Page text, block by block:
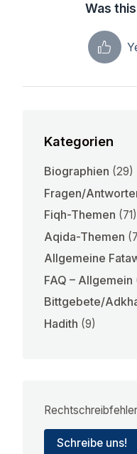
Was
Kategorien
Biographien (29)
Fragen/
Fiqh-Themen (71)
Aqida-Themen
Allgemeine
FAQ – Allgemein
Bittgebete/
Hadith (9)
Schreibe uns!